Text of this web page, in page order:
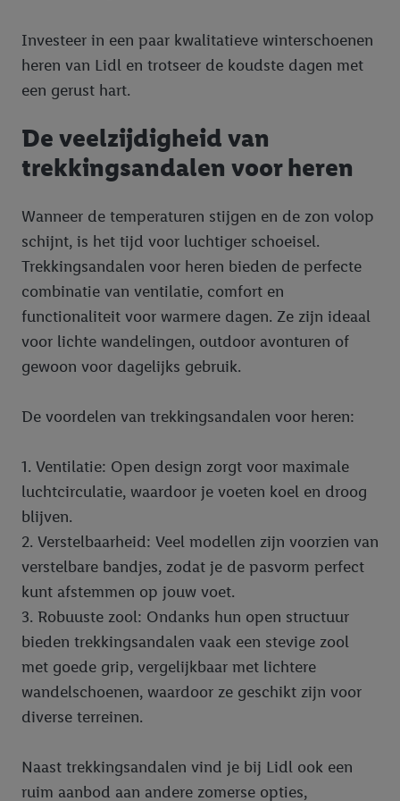
Investeer in een paar kwalitatieve winterschoenen
heren van Lidl en trotseer de koudste dagen met
een gerust hart.
De veelzijdigheid van
trekkingsandalen voor heren
Wanneer de temperaturen stijgen en de zon volop
schijnt, is het tijd voor luchtiger schoeisel.
Trekkingsandalen voor heren bieden de perfecte
combinatie van ventilatie, comfort en
functionaliteit voor warmere dagen. Ze zijn ideaal
voor lichte wandelingen, outdoor avonturen of
gewoon voor dagelijks gebruik.
De voordelen van trekkingsandalen voor heren:
1. Ventilatie: Open design zorgt voor maximale
luchtcirculatie, waardoor je voeten koel en droog
blijven.
2. Verstelbaarheid: Veel modellen zijn voorzien van
verstelbare bandjes, zodat je de pasvorm perfect
kunt afstemmen op jouw voet.
3. Robuuste zool: Ondanks hun open structuur
bieden trekkingsandalen vaak een stevige zool
met goede grip, vergelijkbaar met lichtere
wandelschoenen, waardoor ze geschikt zijn voor
diverse terreinen.
Naast trekkingsandalen vind je bij Lidl ook een
ruim aanbod aan andere zomerse opties,
worden met andere identificatiegegevens of
identificatiegegevens waarover Criteo SA beschikt en die aan u
Als u hiermee akkoord gaat, kunnen advertenties in het kader
interesse hebt getoond (bijvoorbeeld door het product in de
webshop aan uw winkelmandje toe te voegen, maar het niet te
kopen), ook op verschillende apparaten en verschillende Lidl-
diensten worden weergegeven als er met behulp van uw
gehashte e-mailadres en eventuele andere
identificatiegegevens/identificatiegegevens waarover Criteo
SA beschikt, meerdere eindapparaten of Lidl-diensten aan u
kunnen worden toegewezen.
Onder “Aanpassen” kunt u individuele doeleinden toestaan en
meer informatie vinden over de gegevensverwerking.
Door op “weigeren” te klikken, kunt u alleen het gebruik van de
noodzakelijke technologieën toestaan. Door op “aanvaarden” te
bovengenoemde doeleinden. Meer informatie, waaronder de
toestemming te allen tijde met vooruitwerkende kracht in te
trekken, vindt u in onzeprivacyverklaring.Je vindt het
impressum hier.